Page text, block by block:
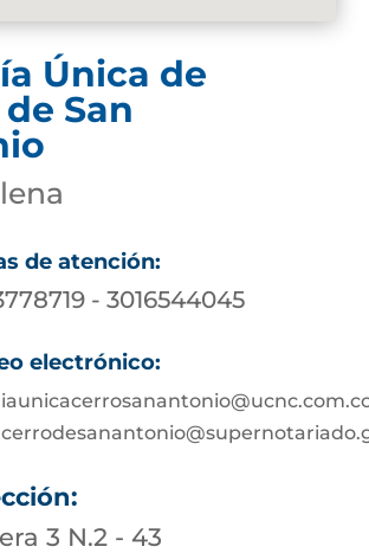
Única de
San
de atención:
- 3016544045
electrónico:
3 N.2 - 43